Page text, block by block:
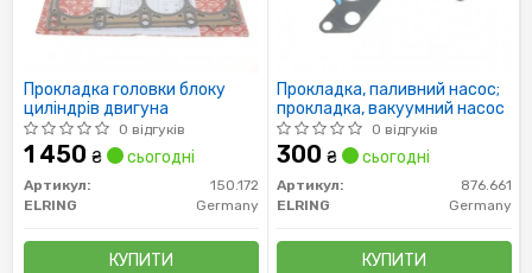
Прокладка головки блоку
циліндрів двигуна
0 відгуків
1 450 ₴ сьогодні
Артикул:
150.172
ELRING
Germany
КУПИТИ
Прокладка, паливний насос;
прокладка, вакуумний насос
0 відгуків
300 ₴ сьогодні
Артикул:
876.661
ELRING
Germany
КУПИТИ